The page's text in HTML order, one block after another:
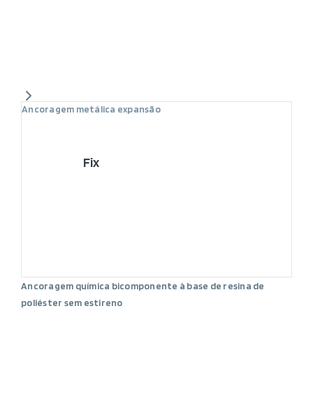
Ancoragem metálica expansão
Fix
Ancoragem química bicomponente à base de resina de
poliéster sem estireno